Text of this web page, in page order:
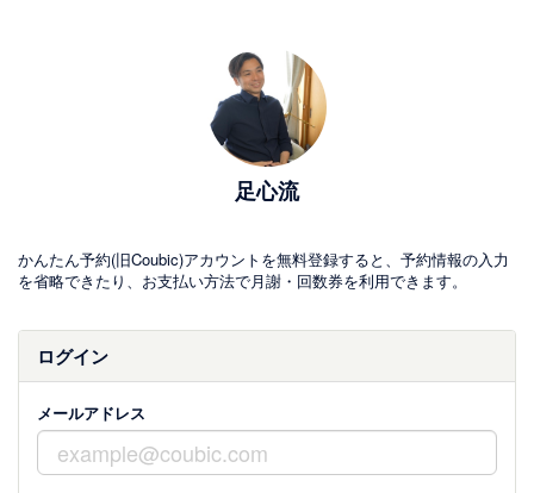
足心流
かんたん予約(旧Coubic)アカウントを無料登録すると、予約情報の入力
を省略できたり、お支払い方法で月謝・回数券を利用できます。
ログイン
メールアドレス